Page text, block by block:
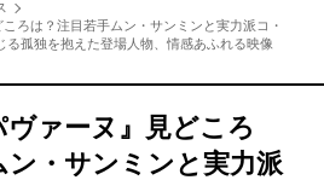
ろは？注目若手ムン・サンミンと実力派コ・
る孤独を抱えた登場人物、情感あふれる映像
ァーヌ』見どころ
ン・サンミンと実力派